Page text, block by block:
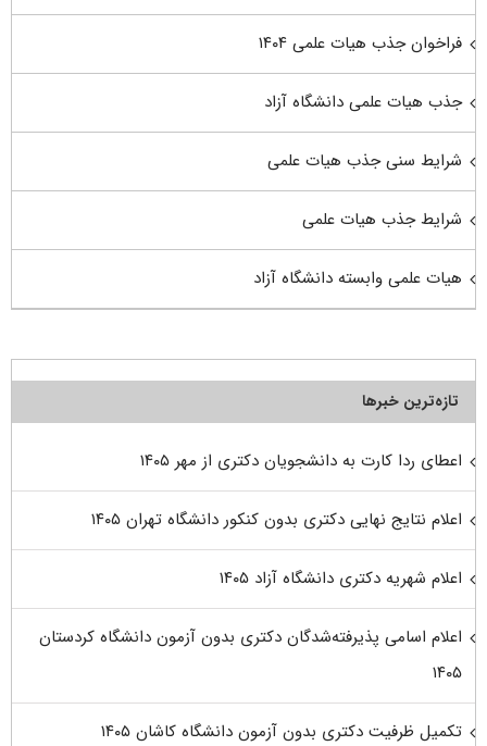
فراخوان جذب هیات علمی ۱۴۰۴
جذب هیات علمی دانشگاه آزاد
شرایط سنی جذب هیات علمی
شرایط جذب هیات علمی
هیات علمی وابسته دانشگاه آزاد
تازه‌ترین خبرها
اعطای ردا کارت به دانشجویان دکتری از مهر ۱۴۰۵
اعلام نتایج نهایی دکتری بدون کنکور دانشگاه تهران ۱۴۰۵
اعلام شهریه دکتری دانشگاه آزاد ۱۴۰۵
اعلام اسامی پذیرفته‌شدگان دکتری بدون آزمون دانشگاه کردستان
۱۴۰۵
تکمیل ظرفیت دکتری بدون آزمون دانشگاه کاشان ۱۴۰۵